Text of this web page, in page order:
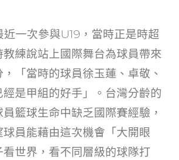
近一次參與U19，當時正是時超
練說站上國際舞台為球員帶來
「當時的球員徐玉蓮、卓敬、
是甲組的好手」。台灣分齡的
籃球生命中缺乏國際賽經驗，
員能藉由這次機會「大開眼
世界，看不同層級的球隊打